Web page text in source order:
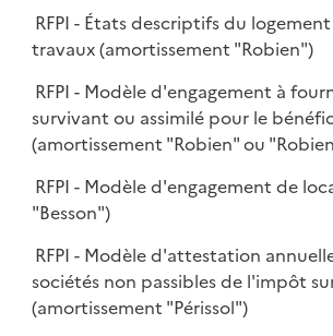
RFPI - États descriptifs du
travaux (amortissement "Robien")
RFPI - Modèle d'engagement à
survivant ou assimilé pour le
(amortissement "Robien" ou
RFPI - Modèle d'engagement de
"Besson")
RFPI - Modèle d'attestation
sociétés non passibles de l'impôt
(amortissement "Périssol")